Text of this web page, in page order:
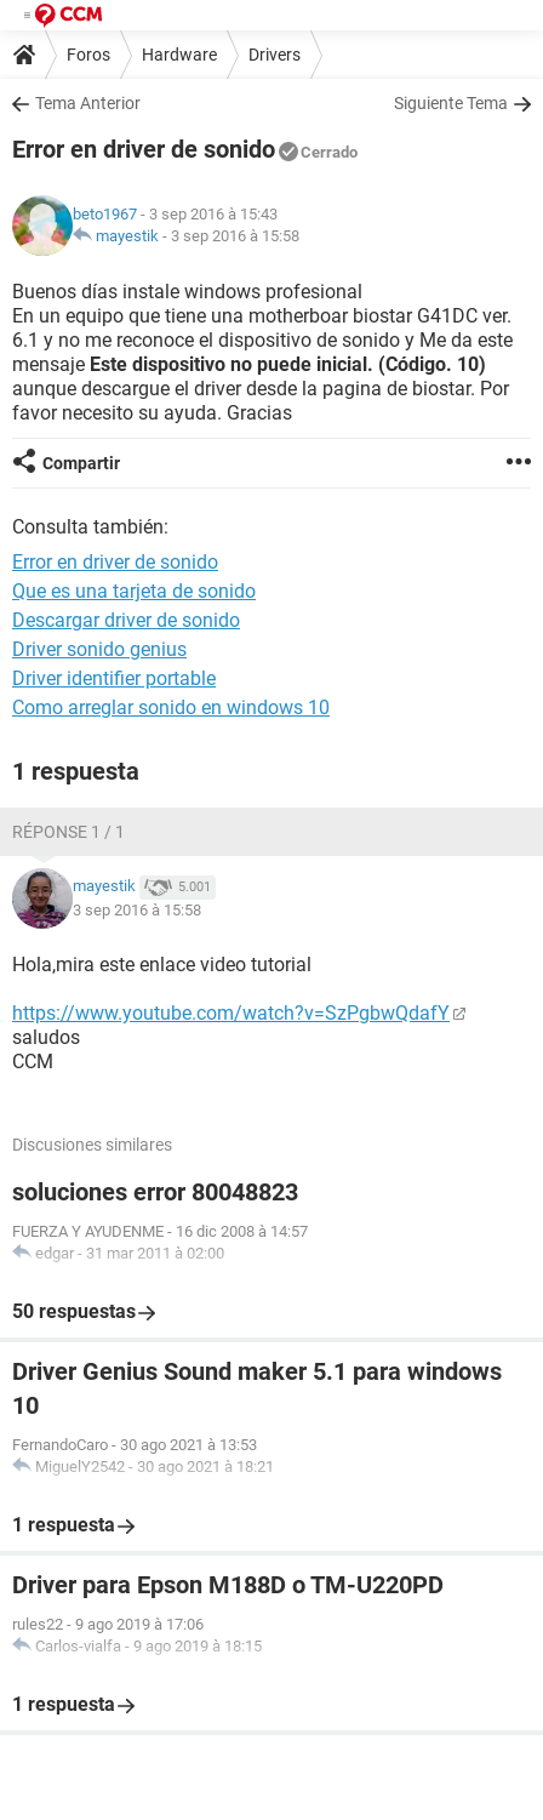
Foros Hardware Drivers
Tema Anterior Siguiente Tema
Error en driver de sonido Cerrado
beto1967 - 3 sep 2016 à 15:43
mayestik - 3 sep 2016 à 15:58
Buenos días instale windows profesional
En un equipo que tiene una motherboar biostar G41DC ver.
6.1 y no me reconoce el dispositivo de sonido y Me da este
mensaje Este dispositivo no puede inicial. (Código. 10)
aunque descargue el driver desde la pagina de biostar. Por
favor necesito su ayuda. Gracias
Compartir
Consulta también:
Error en driver de sonido
Que es una tarjeta de sonido
Descargar driver de sonido
Driver sonido genius
Driver identifier portable
Como arreglar sonido en windows 10
1 respuesta
RÉPONSE 1 / 1
mayestik 5.001
3 sep 2016 à 15:58
Hola,mira este enlace video tutorial
https://www.youtube.com/watch?v=SzPgbwQdafY
saludos
CCM
Discusiones similares
soluciones error 80048823
FUERZA Y AYUDENME - 16 dic 2008 à 14:57
edgar - 31 mar 2011 à 02:00
50 respuestas
Driver Genius Sound maker 5.1 para windows
10
FernandoCaro - 30 ago 2021 à 13:53
MiguelY2542 - 30 ago 2021 à 18:21
1 respuesta
Driver para Epson M188D o TM-U220PD
rules22 - 9 ago 2019 à 17:06
Carlos-vialfa - 9 ago 2019 à 18:15
1 respuesta